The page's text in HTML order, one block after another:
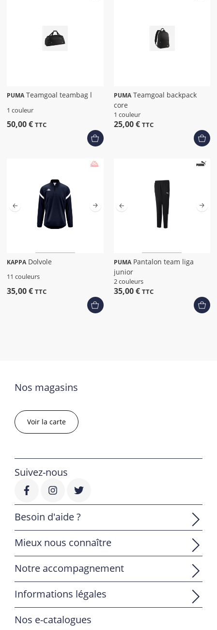
PUMA Teamgoal teambag l
1 couleur
50,00 € TTC
PUMATeamgoal backpack
core
1 couleur
25,00 € TTC
KAPPA Dolvole
11 couleurs
35,00 € TTC
PUMAPantalon team liga
junior
2 couleurs
35,00 € TTC
Nos magasins
Voir la carte
Suivez-nous
Besoin d'aide ?
Mieux nous connaître
Notre accompagnement
Informations légales
Nos e-catalogues